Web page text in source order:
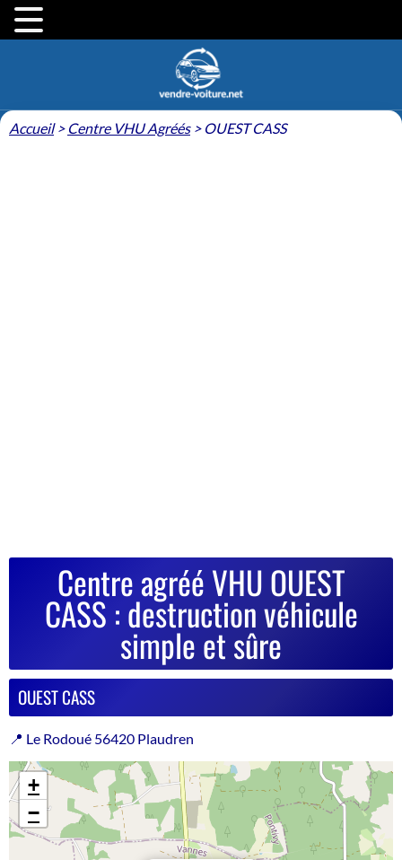
Accueil> Centre VHU Agréés> OUEST CASS
Centre agréé VHU OUEST
CASS : destruction véhicule
simple et sûre
OUEST CASS
📍 Le Rodoué 56420 Plaudren
+
−